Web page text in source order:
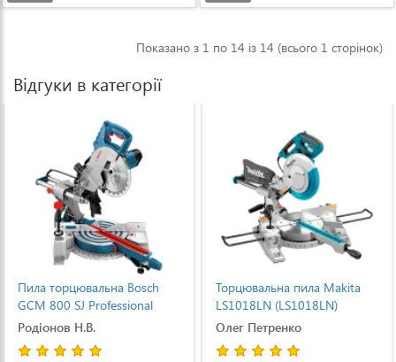
Показано з 1 по 14 із 14 (всього 1 сторінок)
Відгуки в категорії
Торцювальна пила Makita
LS1018LN (LS1018LN)
Олег Петренко
Пила торцювальна Stanley
SM16 (SM16)
Микола Д